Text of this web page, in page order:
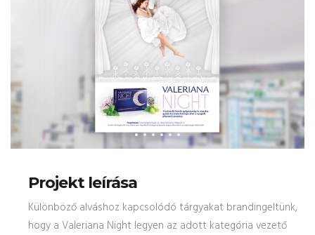
Projekt leírása
Különböző alváshoz kapcsolódó tárgyakat brandingeltünk,
hogy a Valeriana Night legyen az adott kategória vezető